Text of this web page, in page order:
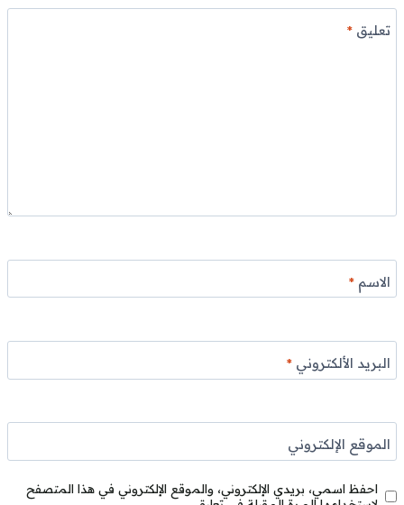
تعليق*
الاسم*
البريد الألكتروني*
الموقع الإلكتروني
احفظ اسمي، بريدي الإلكتروني، والموقع الإلكتروني في هذا المتصفح